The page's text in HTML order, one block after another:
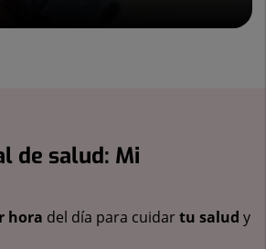
de salud: Mi
hora del día para cuidartu salud y